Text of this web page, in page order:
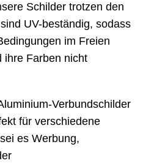
Schilder trotzen den
UV-beständig, sodass
im Freien
ihre Farben nicht
Verbundschilder
für verschiedene
es Werbung,